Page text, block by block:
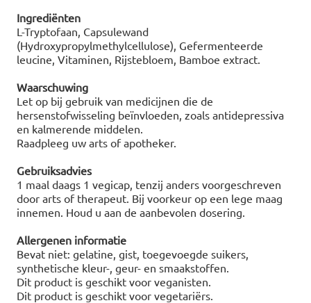
Ingrediënten
L-Tryptofaan, Capsulewand
(Hydroxypropylmethylcellulose), Gefermenteerde
leucine, Vitaminen, Rijstebloem, Bamboe extract.
Waarschuwing
Let op bij gebruik van medicijnen die de
hersenstofwisseling beïnvloeden, zoals antidepressiva
en kalmerende middelen.
Raadpleeg uw arts of apotheker.
Gebruiksadvies
1 maal daags 1 vegicap, tenzij anders voorgeschreven
door arts of therapeut. Bij voorkeur op een lege maag
innemen. Houd u aan de aanbevolen dosering.
Allergenen informatie
Bevat niet: gelatine, gist, toegevoegde suikers,
synthetische kleur-, geur- en smaakstoffen.
Dit product is geschikt voor veganisten.
Dit product is geschikt voor vegetariërs.